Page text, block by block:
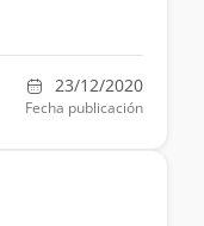
23/12/2020
Fecha publicación